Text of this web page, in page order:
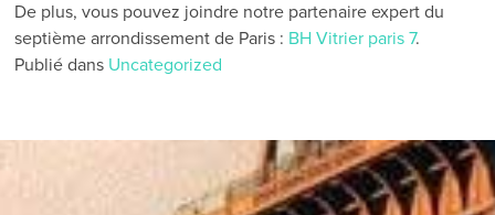
De plus, vous pouvez joindre notre partenaire expert du
septième arrondissement de Paris : BH Vitrier paris 7.
Publié dans Uncategorized